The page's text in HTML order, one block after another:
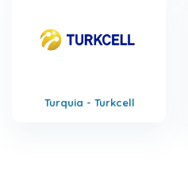
Turquia - Turkcell